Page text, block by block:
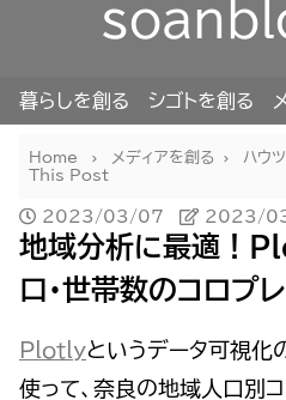
暮らしを創る シゴトを創る
Home メディアを創る ハウ
This Post
2023/03/07 2023/
地域分析に最適！
口・世帯数のコロプ
Plotlyというデータ可視
使って、奈良の地域人口別